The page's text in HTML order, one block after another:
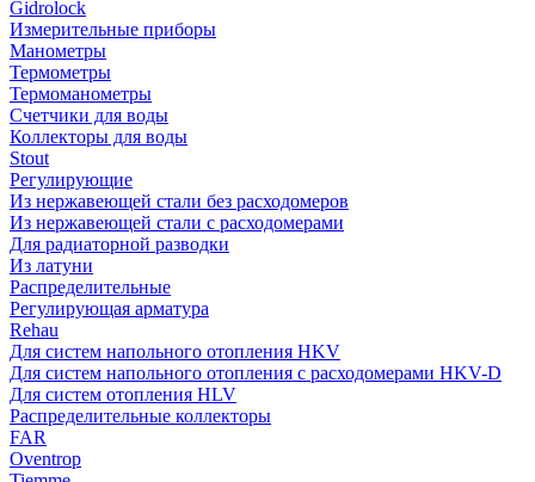
Gidrolock
Измерительные приборы
Манометры
Термометры
Термоманометры
Счетчики для воды
Коллекторы для воды
Stout
Регулирующие
Из нержавеющей стали без расходомеров
Из нержавеющей стали с расходомерами
Для радиаторной разводки
Из латуни
Распределительные
Регулирующая арматура
Rehau
Для систем напольного отопления HKV
Для систем напольного отопления с расходомерами HKV-D
Для систем отопления HLV
Распределительные коллекторы
FAR
Oventrop